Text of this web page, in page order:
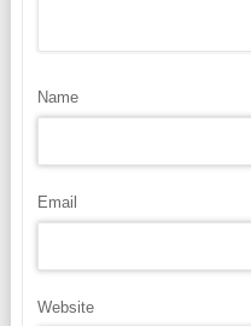
Name
Email
Website